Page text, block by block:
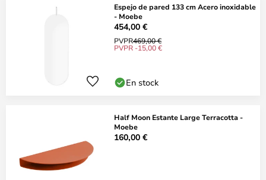
Espejo de pared 133 cm Acero inoxidable
- Moebe
454,00 €
PVPR469,00 €
PVPR -15,00 €
En stock
Half Moon Estante Large Terracotta -
Moebe
160,00 €